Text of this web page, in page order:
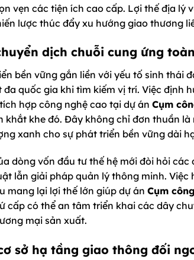
vẹn các tiện ích cao cấp. Lợi thế địa
lược thúc đẩy xu hướng giao thương
dịch chuỗi cung ứng
bền vững gắn liền với yếu tố sinh thái
đa quốc gia khi tìm kiếm vị trí. Việc định
hợp công nghệ cao tại dự án Cụm
khắt khe đó. Đây không chỉ đơn thuần
xanh cho sự phát triển bền vững dài
dòng vốn đầu tư thế hệ mới đòi hỏi
lẫn giải pháp quản lý thông minh.
mang lại lợi thế lớn giúp dự án Cụm
cấp có thể an tâm triển khai các dây
mại sản xuất.
sở hạ tầng giao thông đối